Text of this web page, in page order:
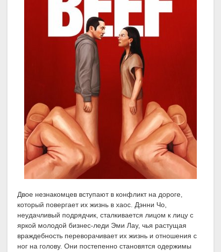
Двое незнакомцев вступают в конфликт на дороге,
который повергает их жизнь в хаос. Дэнни Чо,
неудачливый подрядчик, сталкивается лицом к лицу с
яркой молодой бизнес-леди Эми Лау, чья растущая
враждебность переворачивает их жизнь и отношения с
ног на голову. Они постепенно становятся одержимы